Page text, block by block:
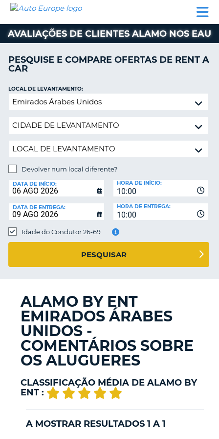
ALUGUER
ALUGUER
CARAVANAS
E
AUTO
EUROPE
ALUGUER
ALUGUER
DE
AUTO-
PARCEIROS
A
CONTA
A
MINHA
RESERVA
PORTUGAL
AVALIAÇÕES DE CLIENTES ALAMO NOS EAU
PESQUISE E COMPARE OFERTAS DE RENT A
CAR
Devolver
local
LOCAL DE LEVANTAMENTO:
Devolver num local diferente?
DE
DEVOLUÇÃO:
DATA DE INÍCIO:
10:00
HORA DE INÍCIO:
DATA DE ENTREGA:
10:00
HORA DE ENTREGA:
Idade do Condutor 26-69
PESQUISAR
ALAMO BY ENT
EMIRADOS ÁRABES
UNIDOS -
COMENTÁRIOS SOBRE
OS ALUGUERES
CLASSIFICAÇÃO MÉDIA DE ALAMO BY
ENT :
A MOSTRAR RESULTADOS 1 A 1